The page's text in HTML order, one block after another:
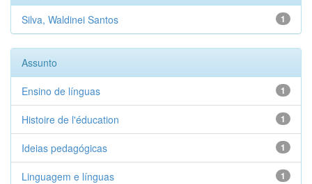
1
Silva, Waldinei Santos
Assunto
1
Ensino de línguas
1
Histoire de l'éducation
1
Ideias pedagógicas
1
Linguagem e línguas